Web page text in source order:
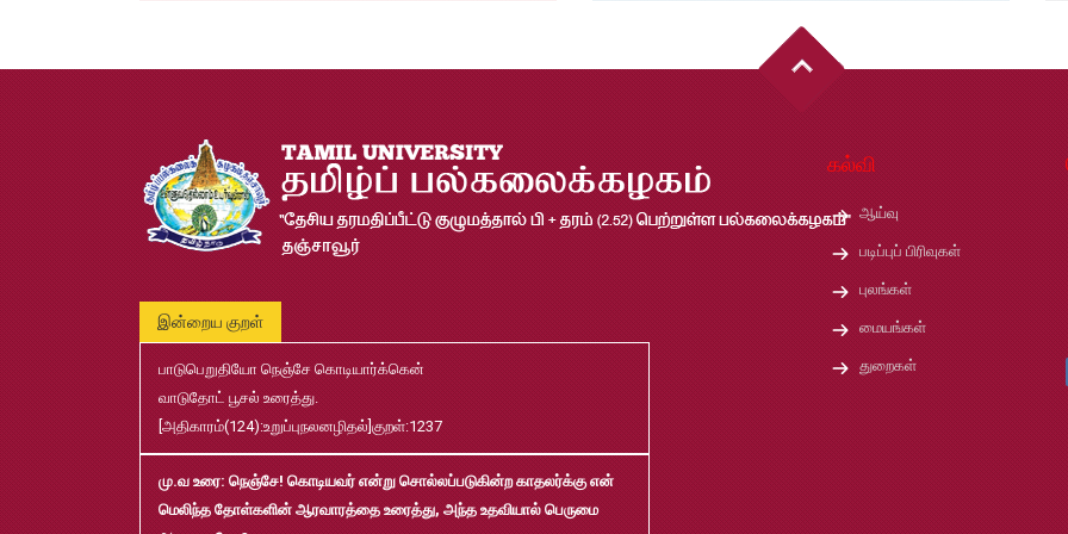
இன்றைய குறள்
பாடுபெறுதியோ நெஞ்சே கொடியார்க்கென்
வாடுதோட் பூசல் உரைத்து.
[அதிகாரம்(124):உறுப்புநலனழிதல்]குறள்:1237
மு.வ உரை: நெஞ்சே! கொடியவர் என்று சொல்லப்படுகின்ற காதலர்க்கு என்
மெலிந்த தோள்களின் ஆரவாரத்தை உரைத்து, அந்த உதவியால் பெருமை
கல்வி
ஆய்வு
படிப்புப் பிரிவுகள்
புலங்கள்
மையங்கள்
துறைகள்